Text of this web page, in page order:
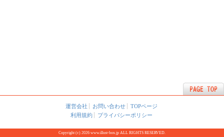
運営会社 お問い合わせ
TOPページ
利用規約
プライバシーポリシー
Copyright (c) 2026 www.illust-box.jp ALL RIGHTS RESERVED.